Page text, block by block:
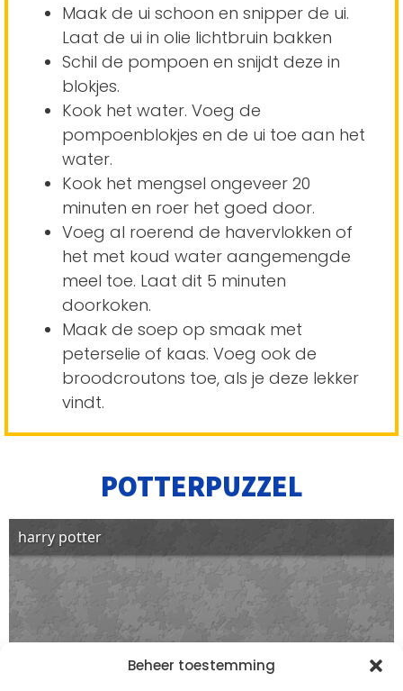
Beheer toestemming
Maak de ui schoon en snipper de ui.
Laat de ui in olie lichtbruin bakken
Schil de pompoen en snijdt deze in
blokjes.
Kook het water. Voeg de
pompoenblokjes en de ui toe aan het
water.
Kook het mengsel ongeveer 20
minuten en roer het goed door.
Voeg al roerend de havervlokken of
het met koud water aangemengde
meel toe. Laat dit 5 minuten
doorkoken.
Maak de soep op smaak met
peterselie of kaas. Voeg ook de
broodcroutons toe, als je deze lekker
vindt.
POTTERPUZZEL